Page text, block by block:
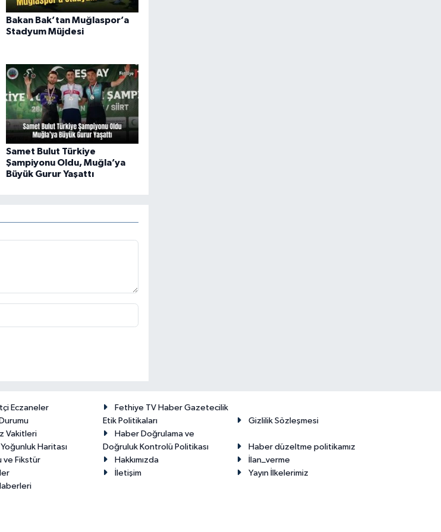
Bakan Bak’tan Muğlaspor’a
Stadyum Müjdesi
Samet Bulut Türkiye
Şampiyonu Oldu, Muğla’ya
Büyük Gurur Yaşattı
Eczaneler
Vakitleri
Haritası
ve Fikstür
Fethiye TV Haber Gazetecilik
Etik Politikaları
Gizlilik Sözleşmesi
Haber Doğrulama ve
Doğruluk Kontrolü Politikası
Haber düzeltme politikamız
Hakkımızda
İlan_verme
İletişim
Yayın İlkelerimiz